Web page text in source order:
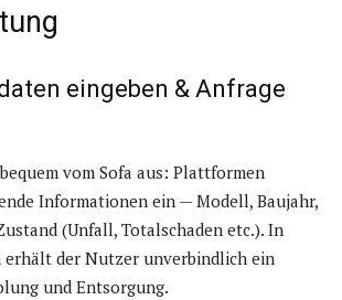
eingeben & Anfrage
vom Sofa aus: Plattformen
Informationen ein — Modell, Baujahr,
(Unfall, Totalschaden etc.). In
erhält der Nutzer unverbindlich ein
und Entsorgung.